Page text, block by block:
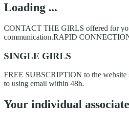
Loading ...
CONTACT THE GIRLS offered for
communication.RAPID
SINGLE GIRLS
FREE SUBSCRIPTION to the website
to using email within 48h.
Your individual